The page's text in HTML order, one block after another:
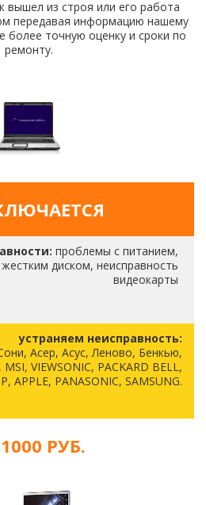
вышел из строя или его работа
передавая информацию нашему
более точную оценку и сроки по
ремонту.
проблемы с питанием,
диском, неисправность
видеокарты
устраняем неисправность:
Асер, Асус, Леново, Бенкью,
VIEWSONIC, PACKARD BELL,
APPLE, PANASONIC, SAMSUNG.
РУБ.